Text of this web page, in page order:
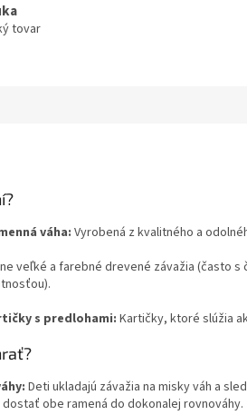
tovar
váha:Vyrobená z kvalitného a
veľké a farebné drevené závažia (často s
s predlohami: Kartičky, ktoré slúžia
Deti ukladajú závažia na misky váh a
dostať obe ramená do dokonalej rovnováhy.